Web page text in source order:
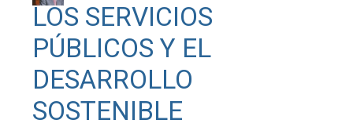
LOS SERVICIOS
PÚBLICOS Y EL
DESARROLLO
SOSTENIBLE